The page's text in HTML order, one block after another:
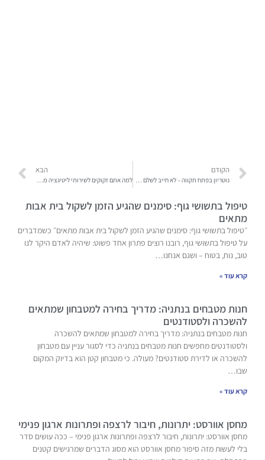
הקודם הבא
טיפול בתשושי גוף: סימנים שהגיע הזמן לשקול בית אבות
מתאים
״טיפול בתשושי גוף: סימנים שהגיע הזמן לשקול בית אבות מתאים״ כשמדברים
על טיפול בתשושי גוף, רובנו רוצים פתרון אחד פשוט: שיהיה לאדם היקר לנו
טוב, נוח, בטוח – ושגם אנחנו…
קרא עוד »
חנות מטבחים בנתניה: מדריך בחירה למטבחון שמתאים
להשכרה ולסטודנטים
חנות מטבחים בנתניה: מדריך בחירה למטבחון שמתאים להשכרה
ולסטודנטים מחפשים חנות מטבחים בנתניה כדי לסגור עניין עם מטבחון
להשכרה או לדירת סטודנטים? מעולה. כי מטבחון קטן הוא בדיוק המקום
שבו…
קרא עוד »
מחסן אוורסט: יתרונות, חיבור לרצפה ופתרונות ארגון פנימי
מחסן אוורסט: יתרונות, חיבור לרצפה ופתרונות ארגון פנימי – ככה עושים סדר
בלי לעשות מזה סיפור מחסן אוורסט הוא מסוג הדברים שמרגישים קטנים